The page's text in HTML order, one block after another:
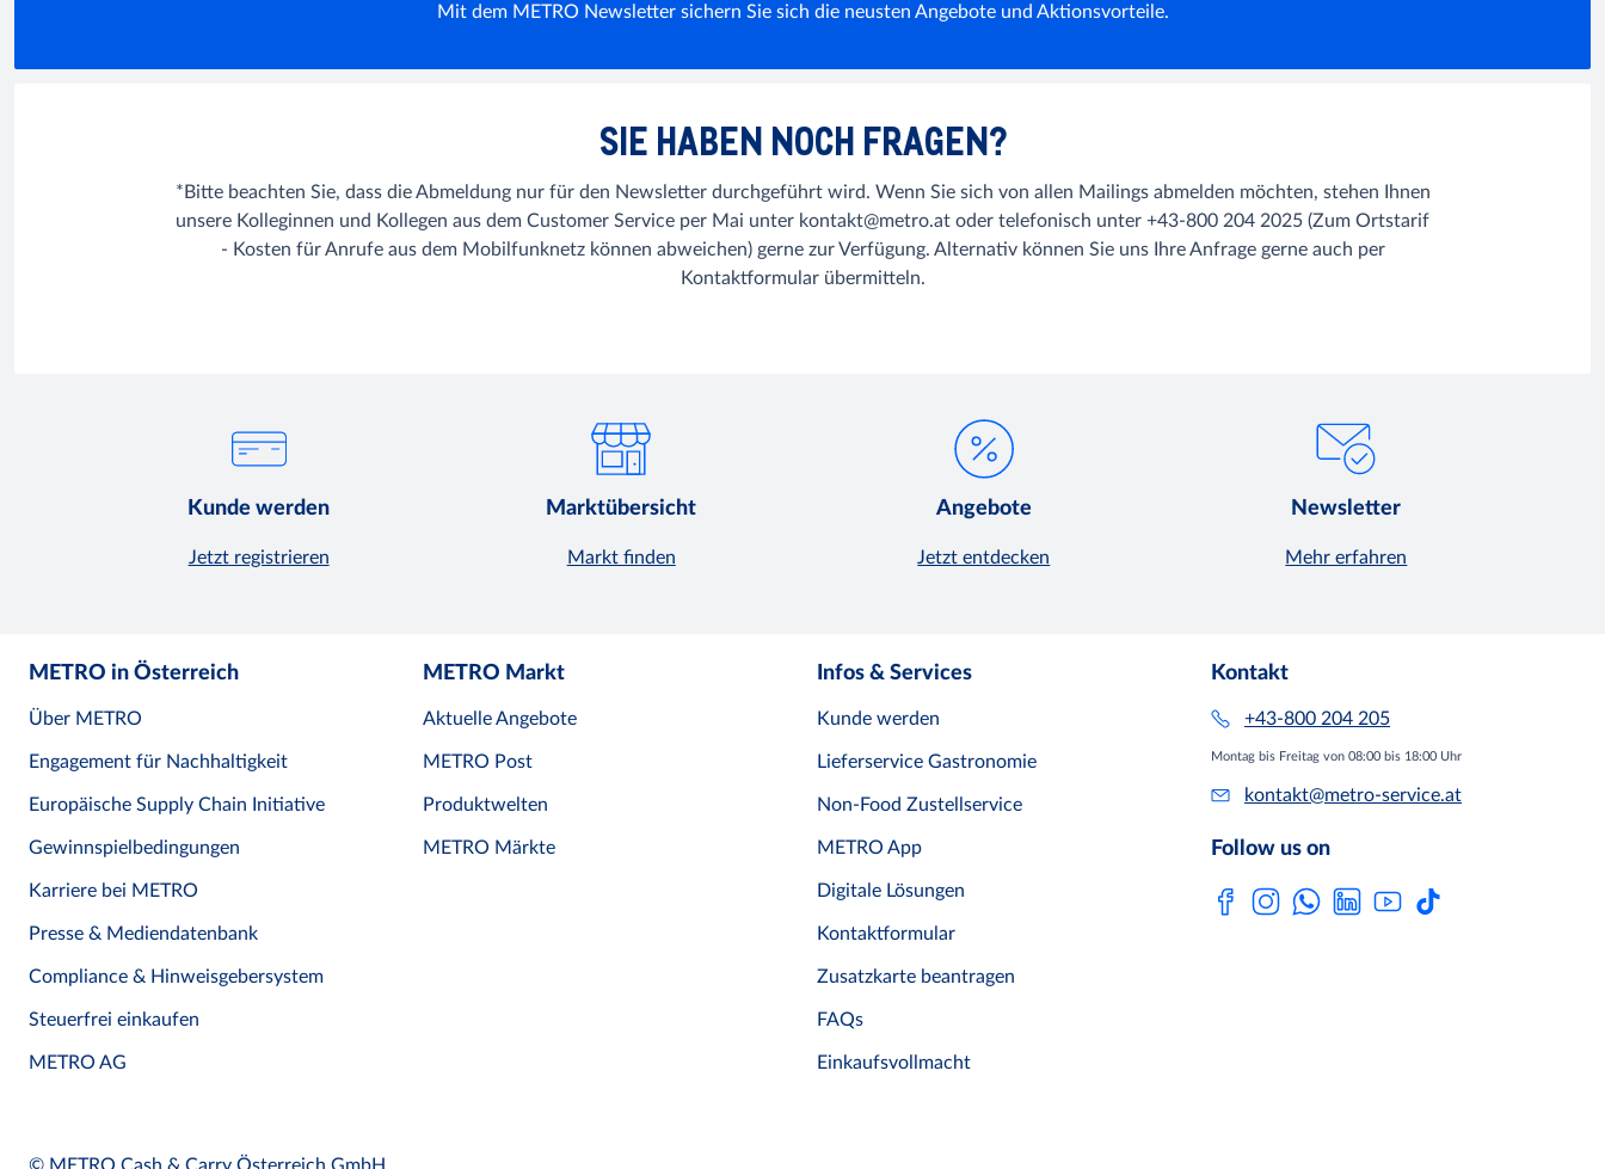
Mit dem METRO Newsletter sichern Sie sich die neusten Angebote und Aktionsvorteile.
SIE HABEN NOCH FRAGEN?
*Bitte beachten Sie, dass die Abmeldung nur für den Newsletter durchgeführt wird. Wenn Sie sich von allen Mailings abmelden möchten, stehen Ihnen
unsere Kolleginnen und Kollegen aus dem Customer Service per Mai unter kontakt@metro.at oder telefonisch unter +43-800 204 2025 (Zum Ortstarif
- Kosten für Anrufe aus dem Mobilfunknetz können abweichen) gerne zur Verfügung. Alternativ können Sie uns Ihre Anfrage gerne auch per
Kontaktformular übermitteln.
Kunde werden
Jetzt registrieren
Marktübersicht
Markt finden
Angebote
Jetzt entdecken
Newsletter
Mehr erfahren
METRO in Österreich
Über METRO
Engagement für Nachhaltigkeit
Europäische Supply Chain Initiative
Gewinnspielbedingungen
Karriere bei METRO
Presse & Mediendatenbank
Compliance & Hinweisgebersystem
Steuerfrei einkaufen
METRO AG
METRO Markt
Aktuelle Angebote
METRO Post
Produktwelten
METRO Märkte
Infos & Services
Kunde werden
Lieferservice Gastronomie
Non-Food Zustellservice
METRO App
Digitale Lösungen
Kontaktformular
Zusatzkarte beantragen
FAQs
Einkaufsvollmacht
Kontakt
+43-800 204 205
Montag bis Freitag von 08:00 bis 18:00 Uhr
kontakt@metro-service.at
Follow us on